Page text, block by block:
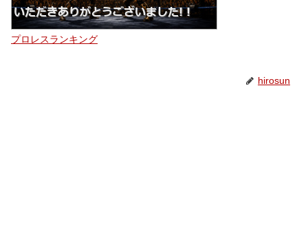
プロレスランキング
hirosun